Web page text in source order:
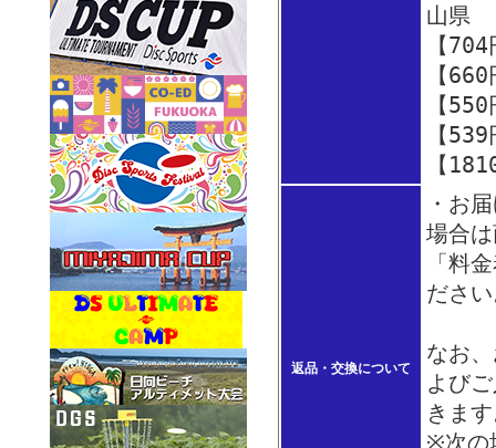
山県
【
【
【
【
【
返品・交換について
・お
場合
「料
ださ
なお
よび
きま
※次の